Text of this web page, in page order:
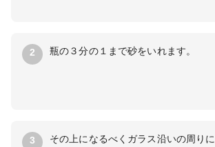
2 瓶の３分の１まで砂をいれます。
3
その上になるべくガラス沿いの周りに